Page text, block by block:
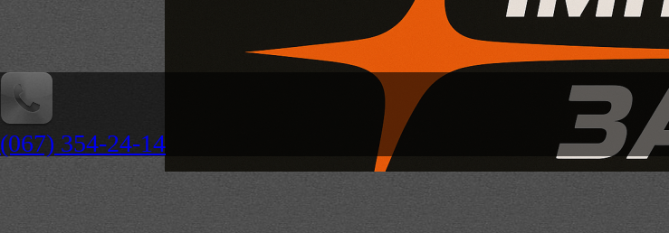
(067) 354-24-14